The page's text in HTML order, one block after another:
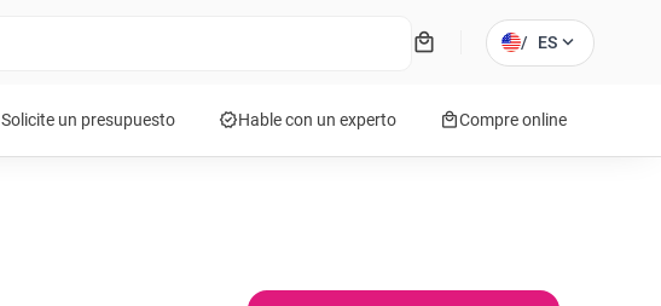
local_mall / ES expand_more
Solicite un presupuesto verifiedHable con un experto local_mallCompre online